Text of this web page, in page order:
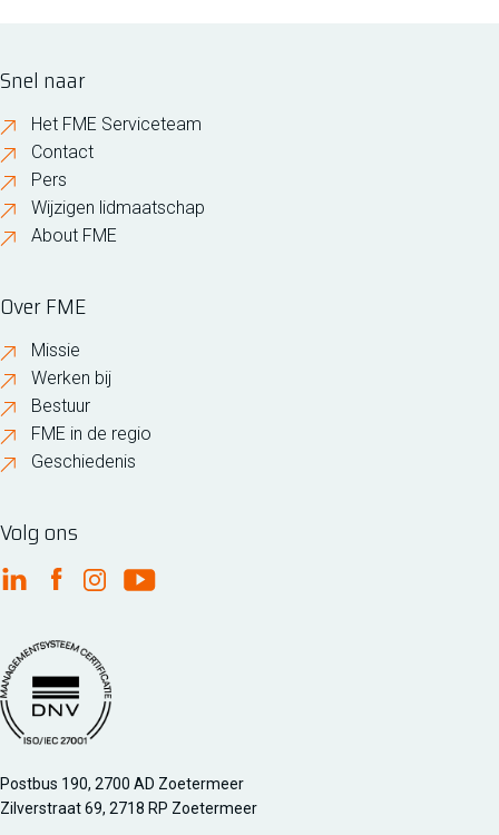
Snel naar
Het FME Serviceteam
Contact
Pers
Wijzigen lidmaatschap
About FME
Over FME
Missie
Werken bij
Bestuur
FME in de regio
Geschiedenis
Volg ons
FME Linkedin
FME Facebook
FME Instagram
FME Youtube
Managementsyteem certificatie DNV iso/iec 27001
Postbus 190, 2700 AD Zoetermeer
Zilverstraat 69, 2718 RP Zoetermeer